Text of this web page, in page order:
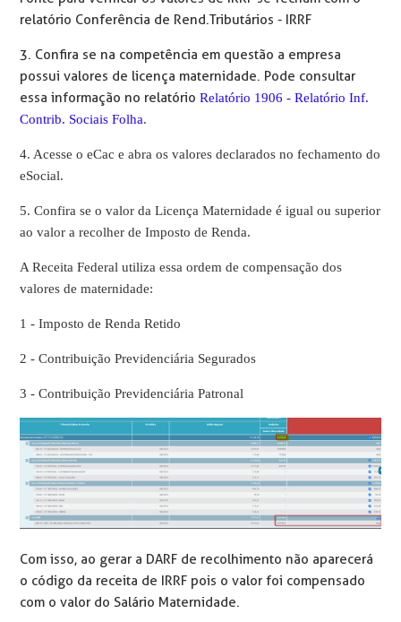
relatório Conferência de Rend.Tributários - IRRF
3. Confira se na competência em questão a empresa
possui valores de licença maternidade. Pode consultar
essa informação no relatórioRelatório 1906 - Relatório Inf.
Contrib. Sociais Folha.
4. Acesse o eCac e abra os valores declarados no fechamento do
eSocial.
5. Confira se o valor da Licença Maternidade é igual ou superior
ao valor a recolher de Imposto de Renda.
A Receita Federal utiliza essa ordem de compensação dos
valores de maternidade:
1 - Imposto de Renda Retido
2 - Contribuição Previdenciária Segurados
3 - Contribuição Previdenciária Patronal
Com isso, ao gerar a DARF de recolhimento não aparecerá
o código da receita de IRRF pois o valor foi compensado
com o valor do Salário Maternidade.